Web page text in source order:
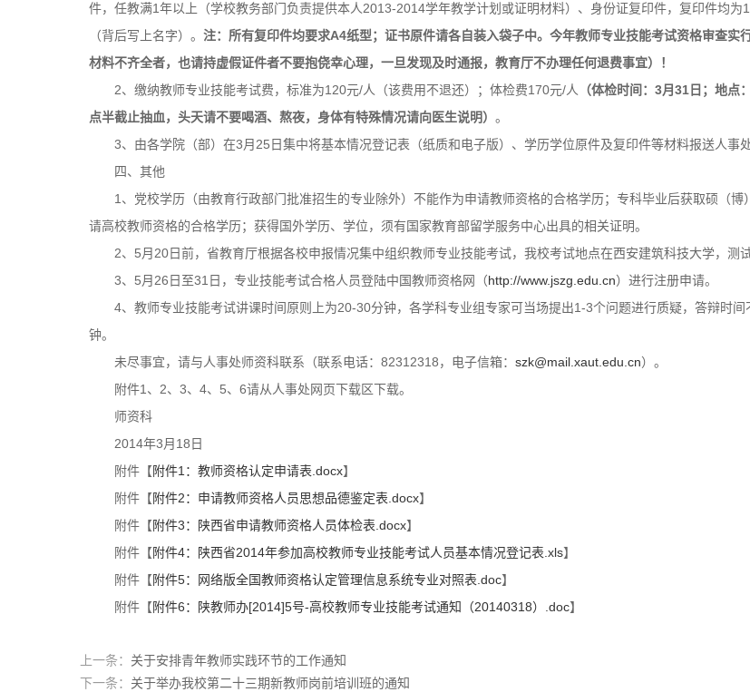
件，任教满1年以上（学校教务部门负责提供本人2013-2014学年教学计划或证明材料）、身份证复印件，复印件均为
（背后写上名字）。 注：所有复印件均要求A4纸型；证书原件请各自装入袋子中。 今年教师专业技能考试资格审查实
材料不齐全者，也请持虚假证件者不要抱侥幸心理，一旦发现及时通报，教育厅不办理任何退费事宜）！
2、缴纳教师专业技能考试费，标准为120元/人（该费用不退还）；体检费170元/人
（体检时间：3月31日；地
点半截止抽血，头天请不要喝酒、熬夜，身体有特殊情况请向医生说明） 。
3、由各学院（部）在3月25日集中将基本情况登记表（纸质和电子版）、学历学位原件及复印件等材料报送人事
四、其他
1、党校学历（由教育行政部门批准招生的专业除外）不能作为申请教师资格的合格学历；专科毕业后获取硕（
请高校教师资格的合格学历；获得国外学历、学位，须有国家教育部留学服务中心出具的相关证明。
2、5月20日前，省教育厅根据各校申报情况集中组织教师专业技能考试，我校考试地点在西安建筑科技大学，测
3、5月26日至31日，专业技能考试合格人员登陆中国教师资格网（http://www.jszg.edu.cn）进行注册申请。
4、教师专业技能考试讲课时间原则上为20-30分钟，各学科专业组专家可当场提出1-3个问题进行质疑，答辩时
钟。
未尽事宜，请与人事处师资科联系（联系电话：82312318，电子信箱： szk@mail.xaut.edu.cn）。
附件1、2、3、4、5、6请从人事处网页下载区下载。
师资科
2014年3月18日
附件【附件1：教师资格认定申请表.docx】
附件【附件2：申请教师资格人员思想品德鉴定表.docx】
附件【附件3：陕西省申请教师资格人员体检表.docx】
附件【附件4：陕西省2014年参加高校教师专业技能考试人员基本情况登记表.xls】
附件【附件5：网络版全国教师资格认定管理信息系统专业对照表.doc】
附件【附件6：陕教师办[2014]5号-高校教师专业技能考试通知（20140318）.doc】
上一条： 关于安排青年教师实践环节的工作通知
下一条： 关于举办我校第二十三期新教师岗前培训班的通知